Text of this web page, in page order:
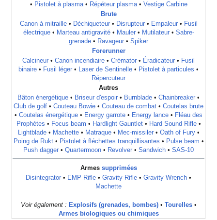
• Pistolet à plasma• Répéteur plasma• Vestige Carbine
Brute
Canon à mitraille• Déchiqueteur• Disrupteur• Empaleur• Fusil
électrique• Marteau antigravité• Mauler• Mutilateur• Sabre-
grenade • Ravageur • Spiker
Forerunner
Calcineur • Canon incendiaire • Crémator • Éradicateur • Fusil
binaire • Fusil léger • Laser de Sentinelle • Pistolet à particules •
Répercuteur
Autres
Bâton énergétique • Briseur d'espoir • Burnblade • Chainbreaker •
Club de golf • Couteau Bowie • Couteau de combat • Coutelas brute
• Coutelas énergétique • Energy garrote • Energy lance • Fléau des
Prophètes • Focus beam • Hardlight Gauntlet• Hard Sound Rifle•
Lightblade• Machette• Matraque• Mec-missiler• Oath of Fury•
Poing de Rukt• Pistolet à fléchettes tranquillisantes • Pulse beam •
Push dagger • Quartermoon • Revolver • Sandwich • SAS-10
Armes supprimées
Disintegrator • EMP Rifle • Gravity Rifle • Gravity Wrench •
Machette
Voir également : Explosifs (grenades, bombes)• Tourelles•
Armes biologiques ou chimiques